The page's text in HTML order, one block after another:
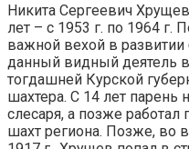
Никита Сергеевич
лет – с 1953 г. по 1964 г.
важной вехой в
данный видный деятель
тогдашней Курской
шахтера. С 14 лет парень
слесаря, а позже работал
шахт региона. Позже, во